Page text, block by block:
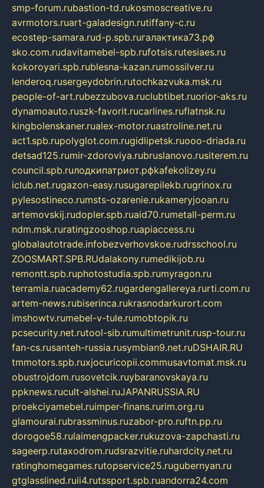
smp-forum.rubastion-td.rukosmoscreative.ru
avrmotors.ruart-galadesign.rutiffany-c.ru
ecostep-samara.rud-p.spb.ruгалактика73.рф
sko.com.rudavitamebel-spb.rufotsis.rutesiaes.ru
kokoroyari.spb.rublesna-kazan.rumossilver.ru
lenderoq.rusergeydobrin.rutochkazvuka.msk.ru
people-of-art.rubezzubova.ruclubtibet.ruorior-aks.ru
dynamoauto.ruszk-favorit.rucarlines.ruflatnsk.ru
kingbolenskaner.rualex-motor.ruastroline.net.ru
act1.spb.rupolyglot.com.rugidlipetsk.ruooo-driada.ru
detsad125.rumir-zdoroviya.rubruslanovo.rusiterem.ru
council.spb.ruлодкипатриот.рфkafekolizey.ru
iclub.net.rugazon-easy.rusugarepilekb.rugrinox.ru
pylesostineco.rumsts-ozarenie.rukameryjooan.ru
artemovskij.rudopler.spb.ruaid70.rumetall-perm.ru
ndm.msk.ruratingzooshop.ruapiaccess.ru
globalautotrade.infobezverhovskoe.rudrsschool.ru
ZOOSMART.SPB.RUdalakony.rumedikijob.ru
remontt.spb.ruphotostudia.spb.rumyragon.ru
terramia.ruacademy62.rugardengallereya.rurti.com.ru
artem-news.rubiserinca.rukrasnodarkurort.com
imshowtv.rumebel-v-tule.rumobtopik.ru
pcsecurity.net.rutool-sib.rumultimetrunit.rusp-tour.ru
fan-cs.rusanteh-russia.rusymbian9.net.ruDSHAIR.RU
tmmotors.spb.ruxjocuricopii.commusavtomat.msk.ru
obustrojdom.rusovetcik.ruybaranovskaya.ru
ppknews.rucult-alshei.ruJAPANRUSSIA.RU
proekciyamebel.ruimper-finans.rurim.org.ru
glamourai.rubrassminus.ruzabor-pro.ruftn.pp.ru
dorogoe58.rulaimengpacker.rukuzova-zapchasti.ru
sageerp.rutaxodrom.rudsrazvitie.ruhardcity.net.ru
ratinghomegames.rutopservice25.rugubernyan.ru
gtglasslined.ruii4.rutssport.spb.ruandorra24.com